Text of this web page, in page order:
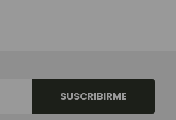
SUSCRIBIRME